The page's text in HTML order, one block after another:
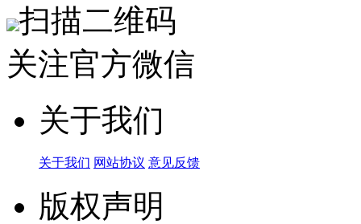
扫描二维码
关注官方微信
关于我们
关于我们 网站协议 意见反馈
版权声明